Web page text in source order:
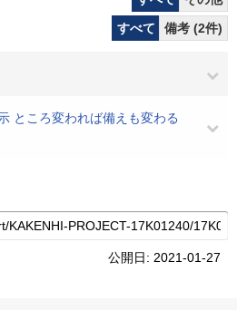
すべて
備考 (2件)
ところ変われば備えも変わる
公開日: 2021-01-27